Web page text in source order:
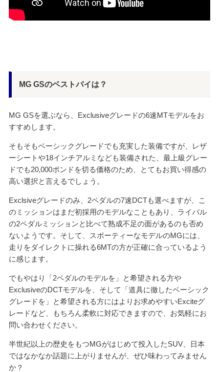
MG GSのベストバイは？
MG GSを選ぶなら、Exclusiveグレードの6速MTモデルをお
すすめします。
そもそもベーシックグレードでも充実した装備ですが、レザ
ーシートや18インチアルミなども装備された、最上級グレー
ドでも20,000ポンドを切る価格のため、とてもお買い得感の
高い選択と言えるでしょう。
Exclsiveグレードのみ、2ペダルの7速DCTも選べますが、こ
のミッションはまだ初採用のモデルなこともあり、ライバル
の2ペダルミッションと比べて熟成不足の面があるのも否め
ないようです。そして、スポーティーなモデルのMGには、
走りをダイレクトに操れる6MTの方が正確に合っているよう
に感じます。
でもやはり「2ペダルのモデルを」と希望される方や
ExclusiveのDCTモデルを、そして「道具に徹したベーシック
グレードを」と希望される方にはよりお求めやすいExciteグ
レードなど、もちろん柔軟に対応できますので、お気軽にお
問い合わせください。
半世紀以上の歴史をもつMGがはじめて投入したSUV、日本
ではなかなか話題に上がりませんが、ぜひ味わってみません
か？